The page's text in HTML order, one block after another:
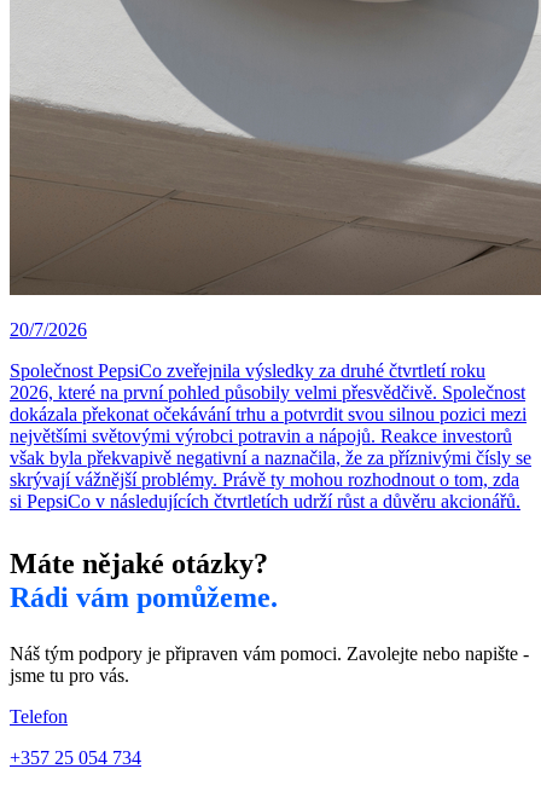
20/7/2026
Společnost PepsiCo zveřejnila výsledky za druhé čtvrtletí roku
2026, které na první pohled působily velmi přesvědčivě. Společnost
dokázala překonat očekávání trhu a potvrdit svou silnou pozici mezi
největšími světovými výrobci potravin a nápojů. Reakce investorů
však byla překvapivě negativní a naznačila, že za příznivými čísly se
skrývají vážnější problémy. Právě ty mohou rozhodnout o tom, zda
si PepsiCo v následujících čtvrtletích udrží růst a důvěru akcionářů.
Máte nějaké otázky?
Rádi vám pomůžeme.
Náš tým podpory je připraven vám pomoci. Zavolejte nebo napište -
jsme tu pro vás.
Telefon
+357 25 054 734